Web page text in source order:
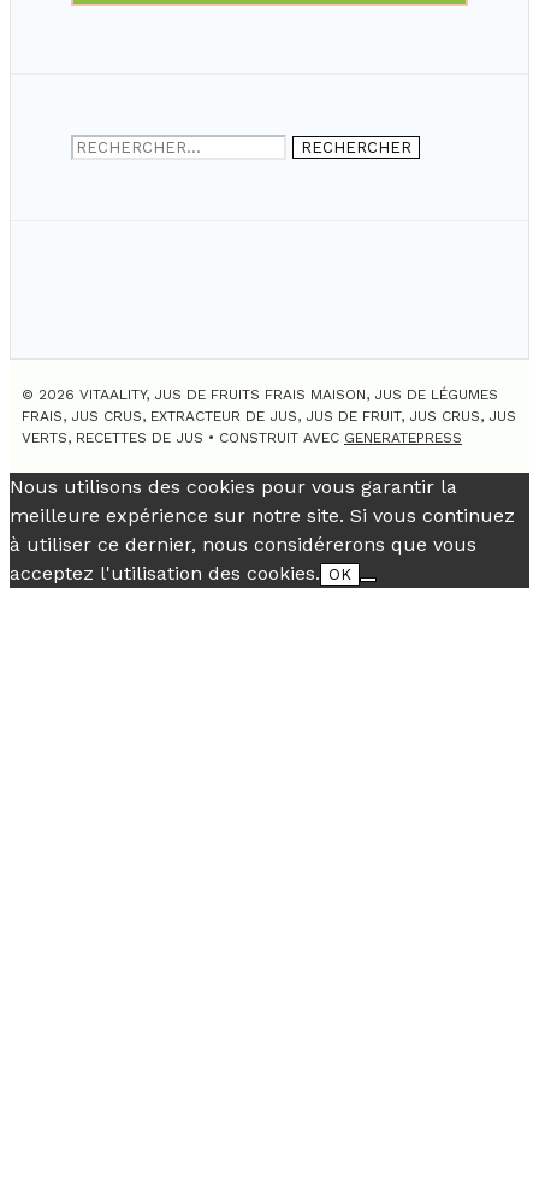
Rechercher :
© 2026 VITAALITY, JUS DE FRUITS FRAIS MAISON, JUS DE LÉGUMES
FRAIS, JUS CRUS, EXTRACTEUR DE JUS, JUS DE FRUIT, JUS CRUS, JUS
VERTS, RECETTES DE JUS • CONSTRUIT AVEC GENERATEPRESS
Nous utilisons des cookies pour vous garantir la
meilleure expérience sur notre site. Si vous continuez
à utiliser ce dernier, nous considérerons que vous
acceptez l'utilisation des cookies. OK